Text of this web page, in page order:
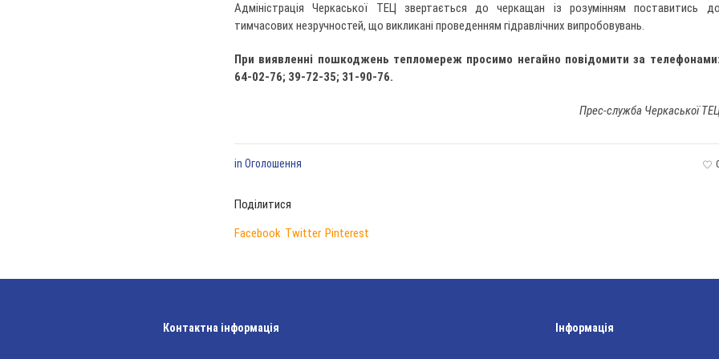
Адміністрація Черкаської ТЕЦ звертається до черкащан із розумінням поставитись до
тимчасових незручностей, що викликані проведенням гідравлічних випробовувань.
При виявленні пошкоджень тепломереж просимо негайно повідомити за телефонами:
64-02-76; 39-72-35; 31-90-76.
Прес-служба Черкаської
in Оголошення
Поділитися
Facebook Twitter Pinterest
Контактна інформація Інформація